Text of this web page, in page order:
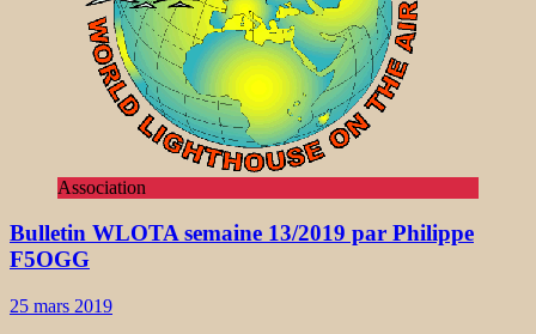
Association
Bulletin WLOTA semaine 13/2019 par Philippe
F5OGG
25 mars 2019